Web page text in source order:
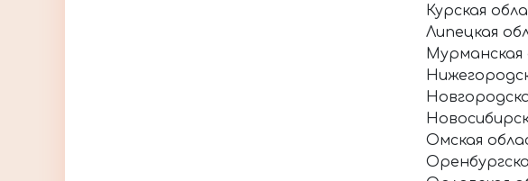
Курская
Липецкая
Мурманская
Омская